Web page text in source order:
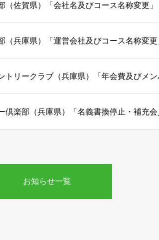
（佐賀県）「会社名及びコース名称変更」
（兵庫県）「運営会社及びコース名称変更
お知らせ一覧